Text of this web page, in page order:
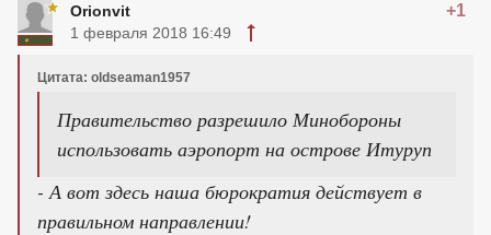
Orionvit +1
1 февраля 2018 16:49
Цитата: oldseaman1957
Правительство разрешило Минобороны
использовать аэропорт на острове Итуруп
- А вот здесь наша бюрократия действует в
правильном направлении!